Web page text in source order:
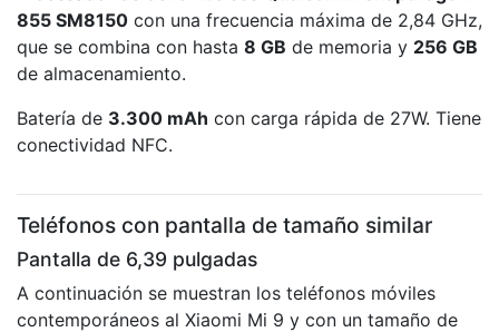
855 SM8150 con una frecuencia máxima de 2,84 GHz,
que se combina con hasta 8 GB de memoria y 256 GB
de almacenamiento.
Batería de 3.300 mAh con carga rápida de 27W. Tiene
conectividad NFC.
Teléfonos con pantalla de tamaño similar
Pantalla de 6,39 pulgadas
A continuación se muestran los teléfonos móviles
contemporáneos al Xiaomi Mi 9 y con un tamaño de